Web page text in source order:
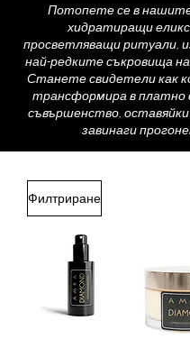
Потопете се в
хидратиращи
просветляващи ритуали,
най-редките съкровища
Станете свидетели как
трансформира в платно
съвършенство,
завинаги
Филтриране